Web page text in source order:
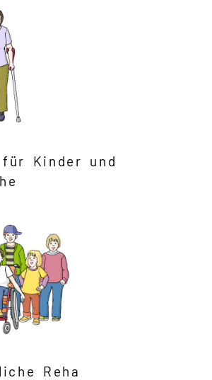
Kinder und
Reha